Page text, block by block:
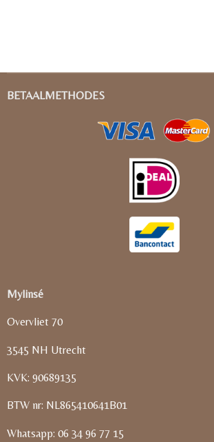
BETAALMETHODES
Mylinsé
Overvliet 70
3545 NH Utrecht
KVK: 90689135
BTW nr: NL865410641B01
Whatsapp: 06 34 96 77 15